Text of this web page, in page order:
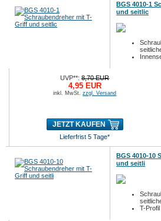
BGS 4010-1
und seitlic
UVP**:8,70 EUR
4,95 EUR
inkl. MwSt.zzgl. Versand
JETZT KAUFEN
Lieferfrist 5 Tage*
BGS 4010-10
und seitli
T-